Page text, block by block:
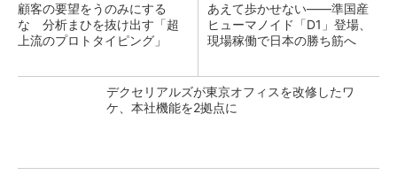
顧客の要望をうのみにする
な 分析まひを抜け出す「超
上流のプロトタイピング」
あえて歩かせない――準国産
ヒューマノイド「D1」登場、
現場稼働で日本の勝ち筋へ
デクセリアルズが東京オフィスを改修したワ
ケ、本社機能を2拠点に